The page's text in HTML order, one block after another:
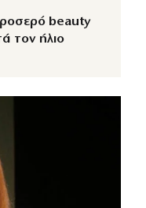
beauty
τον ήλιο